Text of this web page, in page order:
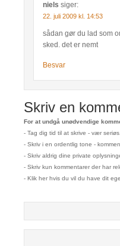
niels siger:
22. juli 2009 kl. 14:53
sådan gør du lad som
sked. det er nemt
Besvar
Skriv en
For at undgå unødvendige
- Tag dig tid til at skrive - vær
- Skriv i en ordentlig tone -
- Skriv aldrig dine private
- Skriv kun kommentarer der har
- Klik her hvis du vil du have dit